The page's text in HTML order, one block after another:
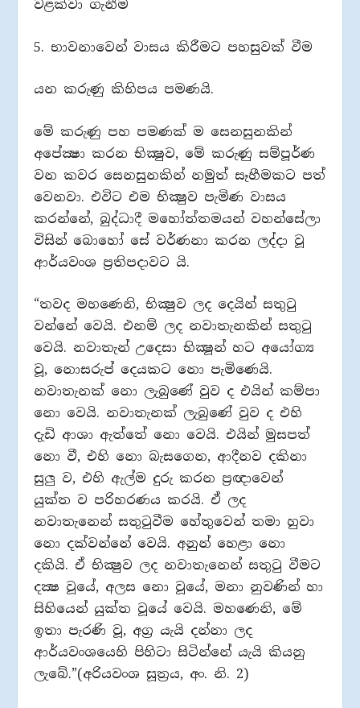
වළක්වා ගැනීම
5. භාවනාවෙන් වාසය කිරීමට පහසුවක් වීම
යන කරුණු කිහිපය පමණයි.
මේ කරුණු පහ පමණක් ම සෙනසුනකින්
අපේක්‍ෂා කරන භික්‍ෂුව, මේ කරුණු සම්පූර්ණ
වන කවර සෙනසුනකින් නමුත් සෑහීමකට පත්
වෙනවා. එවිට එම භික්‍ෂුව පැමිණ වාසය
කරන්නේ, බුද්ධාදී මහෝත්තමයන් වහන්සේලා
විසින් බොහෝ සේ වර්ණනා කරන ලද්දා වූ
ආර්යවංශ ප්‍රතිපදාවට යි.
“තවද මහණෙනි, භික්‍ෂුව ලද දෙයින් සතුටු
වන්නේ වෙයි. එනම් ලද නවාතැනකින් සතුටු
වෙයි. නවාතැන් උදෙසා භික්‍ෂූන් හට අයෝග්‍ය
වූ, නොසරුප් දෙයකට නො පැමිණෙයි.
නවාතැනක් නො ලැබුණේ වුව ද එයින් කම්පා
නො වෙයි. නවාතැනක් ලැබුණේ වුව ද එහි
දැඩි ආශා ඇත්තේ නො වෙයි. එයින් මුසපත්
නො වී, එහි නො බැසගෙන, ආදීනව දකිනා
සුලු ව, එහි ඇල්ම දුරු කරන ප්‍රඥාවෙන්
යුක්ත ව පරිහරණය කරයි. ඒ ලද
නවාතැනෙන් සතුටුවීම හේතුවෙන් තමා හුවා
නො දක්වන්නේ වෙයි. අනුන් හෙළා නො
දකියි. ඒ භික්‍ෂුව ලද නවාතැනෙන් සතුටු වීමට
දක්‍ෂ වූයේ, අලස නො වූයේ, මනා නුවණින් හා
සිහියෙන් යුක්ත වූයේ වෙයි. මහණෙනි, මේ
ඉතා පැරණි වූ, අග්‍ර යැයි දන්නා ලද
ආර්යවංශයෙහි පිහිටා සිටින්නේ යැයි කියනු
ලැබේ.”(අරියවංශ සූත්‍රය, අං. නි. 2)